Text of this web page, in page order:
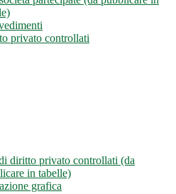
privato controllati
diritto privato controllati (da
in tabelle)
grafica